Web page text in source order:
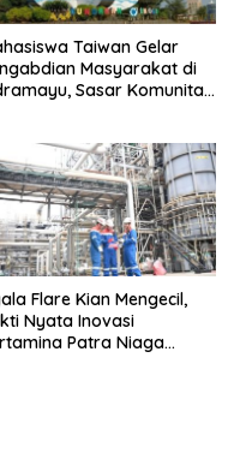
Taiwan Gelar
Masyarakat di
Sasar Komunitas
Flare Kian Mengecil,
Nyata Inovasi
Patra Niaga